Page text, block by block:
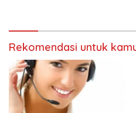
Rekomendasi untuk